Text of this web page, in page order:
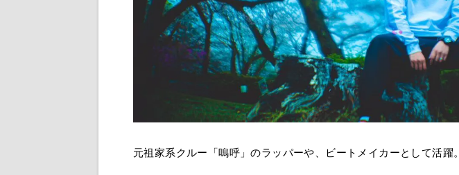
元祖家系クルー「嗚呼」のラッパーや、ビートメイカーとして活躍。